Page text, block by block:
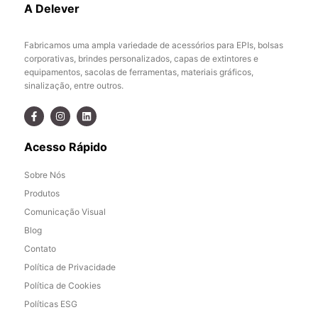
A Delever
Fabricamos uma ampla variedade de acessórios para EPIs, bolsas
corporativas, brindes personalizados, capas de extintores e
equipamentos, sacolas de ferramentas, materiais gráficos,
sinalização, entre outros.
Acesso Rápido
Sobre Nós
Produtos
Comunicação Visual
Blog
Contato
Política de Privacidade
Política de Cookies
Políticas ESG